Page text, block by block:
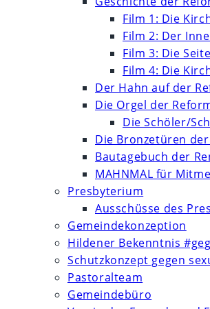
Film 1: Die
Film 2: Der
Film 3: Die
Film 4: Die
Der Hahn auf der
Die Orgel der
Die Schöler/
Die Bronzetüren
Bautagebuch der
MAHNMAL für
Presbyterium
Ausschüsse des
Gemeindekonzeption
Hildener Bekenntnis
Schutzkonzept gegen
Pastoralteam
Gemeindebüro